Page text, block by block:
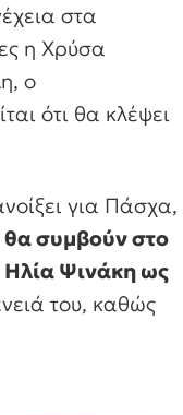
στα
η Χρύσα
ο
ότι θα κλέψει
για Πάσχα,
θα συμβούν στο
Ψινάκη ως
του, καθώς